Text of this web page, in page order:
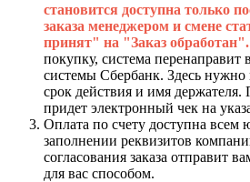
становится доступна только
заказа менеджером и смене
принят" на "Заказ обработан".
покупку, система перенаправит
системы Сбербанк. Здесь нужно
срок действия и имя
придет электронный чек на
Оплата по счету доступна
заполнении реквизитов
согласования заказа отправит
для вас способом.